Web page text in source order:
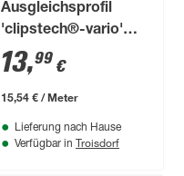
Ausgleichsprofil
'clipstech®-vario'
Aluminium
champagner 900 x
40 mm
13,99 €
15,54 € / Meter
Lieferung nach Hause
Verfügbar in Troisdorf